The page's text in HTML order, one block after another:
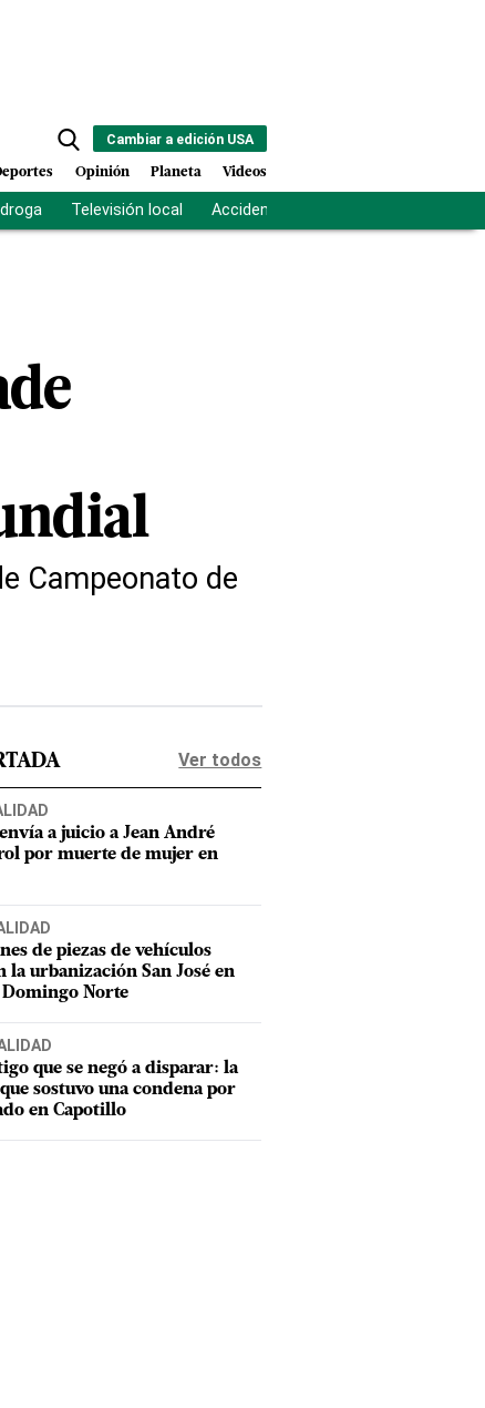
Cambiar a edición USA
Opinión Planeta Videos
Televisión local Accidente Los Ríos
Campeonato de
Ver todos
a juicio a Jean André
por muerte de mujer en
de piezas de vehículos
la urbanización San José en
Domingo Norte
que se negó a disparar: la
sostuvo una condena por
en Capotillo